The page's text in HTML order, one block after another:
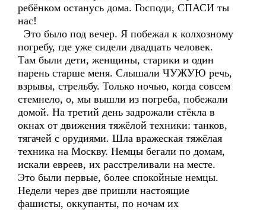
ребёнком останусь дома. Господи, СПАСИ ты
нас!
Это было под вечер. Я побежал к колхозному
погребу, где уже сидели двадцать человек.
Там были дети, женщины, старики и один
парень старше меня. Слышали ЧУЖУЮ речь,
взрывы, стрельбу. Только ночью, когда совсем
стемнело, о, мы вышли из погреба, побежали
домой. На третий день задрожали стёкла в
окнах от движения тяжёлой техники: танков,
тягачей с орудиями. Шла вражеская тяжёлая
техника на Москву. Немцы бегали по домам,
искали евреев, их расстреливали на месте.
Это были первые, более спокойные немцы.
Недели через две пришли настоящие
фашисты, оккупанты, по ночам их